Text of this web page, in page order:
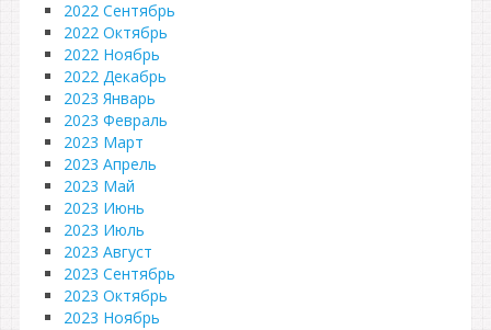
2022 Сентябрь
2022 Октябрь
2022 Ноябрь
2022 Декабрь
2023 Январь
2023 Февраль
2023 Март
2023 Апрель
2023 Май
2023 Июнь
2023 Июль
2023 Август
2023 Сентябрь
2023 Октябрь
2023 Ноябрь